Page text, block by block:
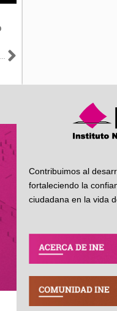
Siguiente
Contribuimos al
fortaleciendo la
ciudadana en la vida